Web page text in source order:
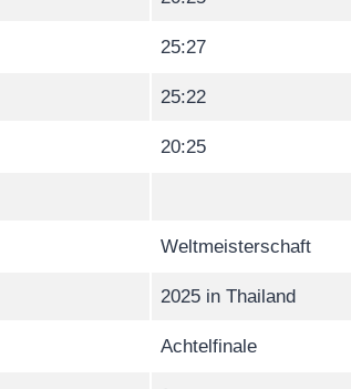
25:27
25:22
20:25
Weltmeisterschaft
2025 in Thailand
Achtelfinale